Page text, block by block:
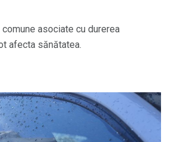
asociate cu durerea
afecta sănătatea.